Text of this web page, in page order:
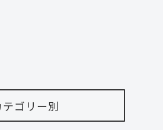
テゴリー別